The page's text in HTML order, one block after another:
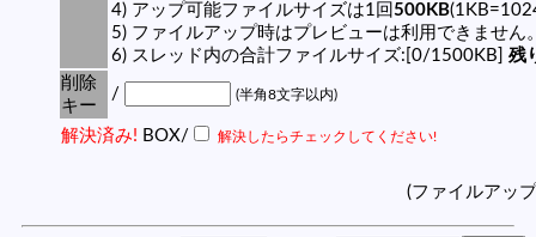
4) アップ可能ファイルサイズは1回500KB
5) ファイルアップ時はプレビューは利用できません
6) スレッド内の合計ファイルサイズ:[0/1500KB] 残
削除
キー
/ (半角8文字以内)
解決済み! BOX/ 解決したらチェックしてください!
(ファイルアッ